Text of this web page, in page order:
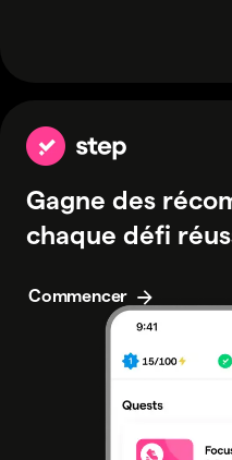
Gagne des
chaque défi
Commencer